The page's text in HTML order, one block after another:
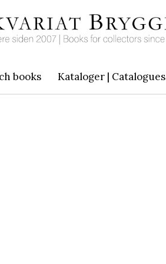
books Kataloger | Catalogues